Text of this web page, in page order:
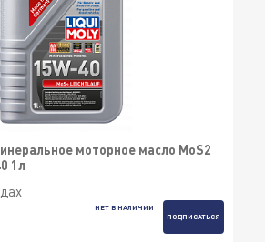
моторное масло MoS2
1л
НЕТ В НАЛИЧИИ
ПОДПИСАТЬСЯ